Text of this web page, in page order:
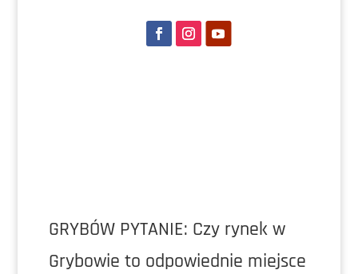
GRYBÓW PYTANIE: Czy rynek w
Grybowie to odpowiednie miejsce